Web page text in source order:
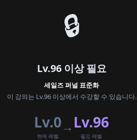
🔒
Lv.96 이상 필요
세일즈 퍼널 표준화
이 강의는 Lv.96 이상에서 수강할 수 있습니다.
Lv.0
현재 레벨
→ Lv.96
필요 레벨